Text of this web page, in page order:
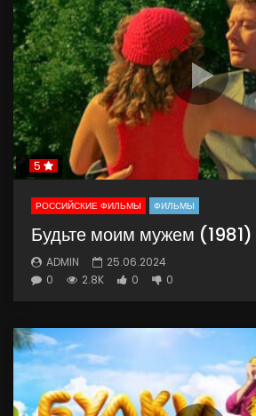
5
РОССИЙСКИЕ ФИЛЬМЫ ФИЛЬМЫ
Будьте моим мужем (1981)
ADMIN
25.06.2024
0
2.8K 0 0